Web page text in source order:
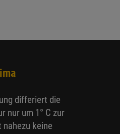
differiert die
nur um 1° C zur
keine